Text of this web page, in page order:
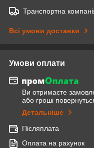
Транспортна
Всі умови доставки
Умови оплати
Ви отримаєте
або гроші
Детальніше
Післяплата
Оплата на рахунок